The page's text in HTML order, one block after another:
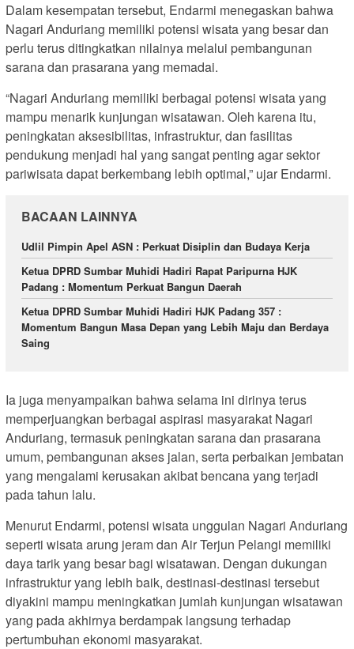
Dalam kesempatan tersebut, Endarmi menegaskan bahwa
Nagari Anduriang memiliki potensi wisata yang besar dan
perlu terus ditingkatkan nilainya melalui pembangunan
sarana dan prasarana yang memadai.
“Nagari Anduriang memiliki berbagai potensi wisata yang
mampu menarik kunjungan wisatawan. Oleh karena itu,
peningkatan aksesibilitas, infrastruktur, dan fasilitas
pendukung menjadi hal yang sangat penting agar sektor
pariwisata dapat berkembang lebih optimal,” ujar Endarmi.
BACAAN LAINNYA
Udlil Pimpin Apel ASN : Perkuat Disiplin dan Budaya Kerja
Ketua DPRD Sumbar Muhidi Hadiri Rapat Paripurna HJK
Padang : Momentum Perkuat Bangun Daerah
Ketua DPRD Sumbar Muhidi Hadiri HJK Padang 357 :
Momentum Bangun Masa Depan yang Lebih Maju dan Berdaya
Saing
Ia juga menyampaikan bahwa selama ini dirinya terus
memperjuangkan berbagai aspirasi masyarakat Nagari
Anduriang, termasuk peningkatan sarana dan prasarana
umum, pembangunan akses jalan, serta perbaikan jembatan
yang mengalami kerusakan akibat bencana yang terjadi
pada tahun lalu.
Menurut Endarmi, potensi wisata unggulan Nagari Anduriang
seperti wisata arung jeram dan Air Terjun Pelangi memiliki
daya tarik yang besar bagi wisatawan. Dengan dukungan
infrastruktur yang lebih baik, destinasi-destinasi tersebut
diyakini mampu meningkatkan jumlah kunjungan wisatawan
yang pada akhirnya berdampak langsung terhadap
pertumbuhan ekonomi masyarakat.